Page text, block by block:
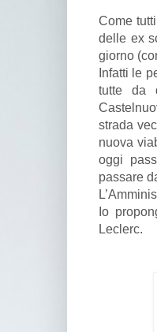
Come
delle ex
giorno
Infatti le
tutte da
strada
nuova
oggi
passare
Io
Leclerc.